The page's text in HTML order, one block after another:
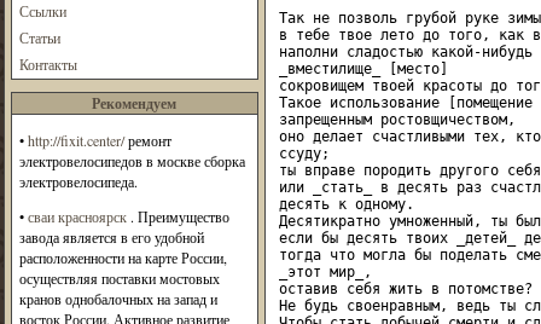
Ссылки
Статьи
Контакты
Рекомендуем
•http://fixit.center/ремонт
электровелосипедов в москве сборка
электровелосипеда.
•сваи красноярск. Преимущество
завода является в его удобной
расположенности на карте России,
осуществляя поставки мостовых
кранов однобалочных на запад и
восток России. Активное развитие
Так не позволь грубой руке
в тебе твое лето до того, как
наполни сладостью какой-
_вместилище_ [место]
сокровищем твоей красоты до
Такое использование
запрещенным ростовщичеством,
оно делает счастливыми тех,
ссуду;
ты вправе породить другого себя
или _стать_ в десять раз
десять к одному.
Десятикратно умноженный, ты
если бы десять твоих _детей_
тогда что могла бы поделать
_этот мир_,
оставив себя жить в потомстве?
Не будь своенравным, ведь ты